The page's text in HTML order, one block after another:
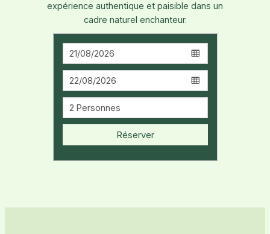
expérience authentique et paisible dans un
cadre naturel enchanteur.
Réserver